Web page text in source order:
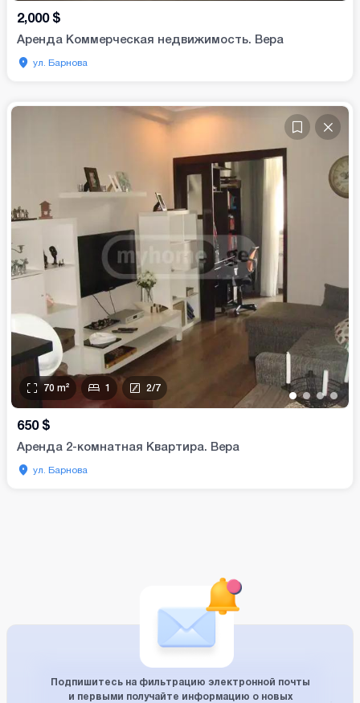
2,000 $
Аренда Коммерческая недвижимость. Вера
ул. Барнова
••••
70 m² 1 2/7
650 $
Аренда 2-комнатная Квартира. Вера
ул. Барнова
Подпишитесь на фильтрацию электронной почты
и первыми получайте информацию о новых